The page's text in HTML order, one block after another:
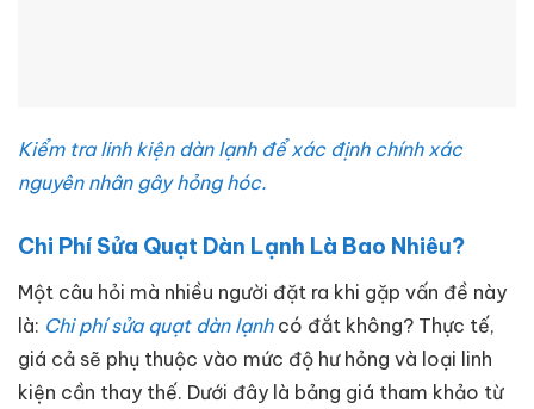
Kiểm tra linh kiện dàn lạnh để xác định chính xác
nguyên nhân gây hỏng hóc.
Chi Phí Sửa Quạt Dàn Lạnh Là Bao Nhiêu?
Một câu hỏi mà nhiều người đặt ra khi gặp vấn đề này
là: Chi phí sửa quạt dàn lạnhcó đắt không? Thực tế,
giá cả sẽ phụ thuộc vào mức độ hư hỏng và loại linh
kiện cần thay thế. Dưới đây là bảng giá tham khảo từ